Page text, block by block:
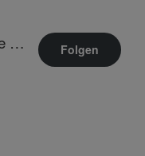
Das Phantastische Projekt - PHAN.PRO Folgen